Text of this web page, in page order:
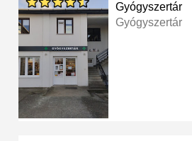
Gyógyszertár
Gyógyszertár